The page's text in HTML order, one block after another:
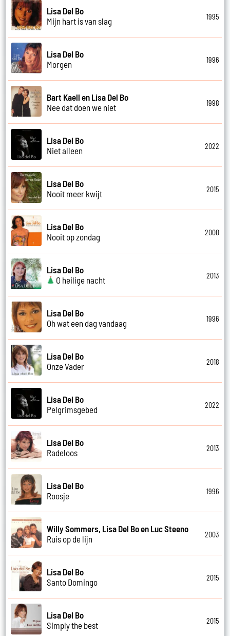
Lisa Del Bo
Mijn hart is van slag
1995
Lisa Del Bo
Morgen
1996
Bart Kaell en Lisa Del Bo
Nee dat doen we niet
1998
Lisa Del Bo
Niet alleen
2022
Lisa Del Bo
Nooit meer kwijt
2015
Lisa Del Bo
Nooit op zondag
2000
Lisa Del Bo
O heilige nacht
2013
Lisa Del Bo
Oh wat een dag vandaag
1996
Lisa Del Bo
Onze Vader
2018
Lisa Del Bo
Pelgrimsgebed
2022
Lisa Del Bo
Radeloos
2013
Lisa Del Bo
Roosje
1996
Willy Sommers, Lisa Del Bo en Luc Steeno
Ruis op de lijn
2003
Lisa Del Bo
Santo Domingo
2015
Lisa Del Bo
Simply the best
2015